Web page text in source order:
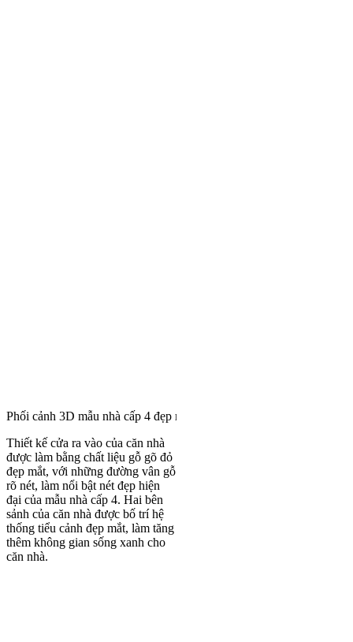
Phối cảnh 3D mẫu nhà cấp 4 đẹp mái Thái được săn đón nhất hiện
Thiết kế cửa ra vào của căn nhà
được làm bằng chất liệu gỗ gõ đỏ
đẹp mắt, với những đường vân gỗ
rõ nét, làm nổi bật nét đẹp hiện
đại của mẫu nhà cấp 4. Hai bên
sảnh của căn nhà được bố trí hệ
thống tiểu cảnh đẹp mắt, làm tăng
thêm không gian sống xanh cho
căn nhà.